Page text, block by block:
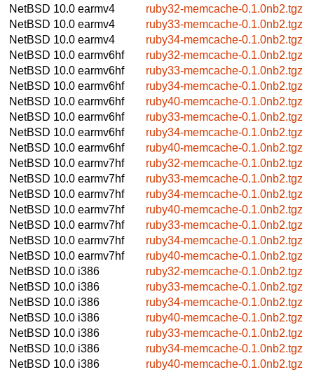
NetBSD 10.0 earmv4
ruby32-memcache-0.1.0nb2.tgz
NetBSD 10.0 earmv4
ruby33-memcache-0.1.0nb2.tgz
NetBSD 10.0 earmv4
ruby34-memcache-0.1.0nb2.tgz
NetBSD 10.0 earmv6hf
ruby32-memcache-0.1.0nb2.tgz
NetBSD 10.0 earmv6hf
ruby33-memcache-0.1.0nb2.tgz
NetBSD 10.0 earmv6hf
ruby34-memcache-0.1.0nb2.tgz
NetBSD 10.0 earmv6hf
ruby40-memcache-0.1.0nb2.tgz
NetBSD 10.0 earmv6hf
ruby33-memcache-0.1.0nb2.tgz
NetBSD 10.0 earmv6hf
ruby34-memcache-0.1.0nb2.tgz
NetBSD 10.0 earmv6hf
ruby40-memcache-0.1.0nb2.tgz
NetBSD 10.0 earmv7hf
ruby32-memcache-0.1.0nb2.tgz
NetBSD 10.0 earmv7hf
ruby33-memcache-0.1.0nb2.tgz
NetBSD 10.0 earmv7hf
ruby34-memcache-0.1.0nb2.tgz
NetBSD 10.0 earmv7hf
ruby40-memcache-0.1.0nb2.tgz
NetBSD 10.0 earmv7hf
ruby33-memcache-0.1.0nb2.tgz
NetBSD 10.0 earmv7hf
ruby34-memcache-0.1.0nb2.tgz
NetBSD 10.0 earmv7hf
ruby40-memcache-0.1.0nb2.tgz
NetBSD 10.0 i386
ruby32-memcache-0.1.0nb2.tgz
NetBSD 10.0 i386
ruby33-memcache-0.1.0nb2.tgz
NetBSD 10.0 i386
ruby34-memcache-0.1.0nb2.tgz
NetBSD 10.0 i386
ruby40-memcache-0.1.0nb2.tgz
NetBSD 10.0 i386
ruby33-memcache-0.1.0nb2.tgz
NetBSD 10.0 i386
ruby34-memcache-0.1.0nb2.tgz
NetBSD 10.0 i386
ruby40-memcache-0.1.0nb2.tgz